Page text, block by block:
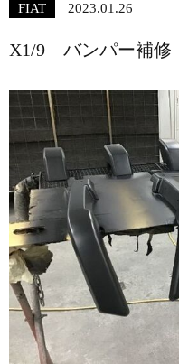
FIAT 2023.01.26
X1/9 バンパー補修